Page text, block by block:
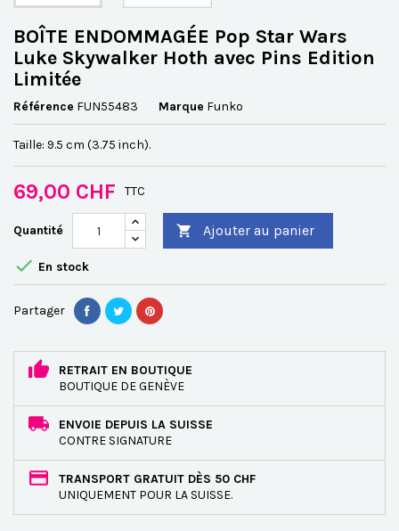
BOÎTE ENDOMMAGÉE Pop Star Wars
Luke Skywalker Hoth avec Pins Edition
Limitée
Référence FUN55483 Marque Funko
Taille: 9.5 cm (3.75 inch).
69,00 CHF TTC
Quantité  Ajouter au panier
 En stock
Partager
RETRAIT EN BOUTIQUE
BOUTIQUE DE GENÈVE
ENVOIE DEPUIS LA SUISSE
CONTRE SIGNATURE
TRANSPORT GRATUIT DÈS 50 CHF
UNIQUEMENT POUR LA SUISSE.